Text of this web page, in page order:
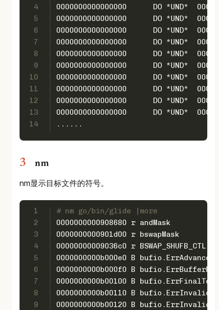
4
5
6
7
8
9
10
11
12
13
14
......
nm
nm显示目标文件的符号。
1
2
3
4
5
6
7
8
9
# nm go/bin/glide |more
0000000000908680 r andMask
0000000000901d00 r bswapMask
00000000009036c0 r BSWAP_SHUFB_CTL
0000000000b000e0 B
0000000000b000f0 B
0000000000b00100 B
0000000000b00110 B
0000000000b00120 B